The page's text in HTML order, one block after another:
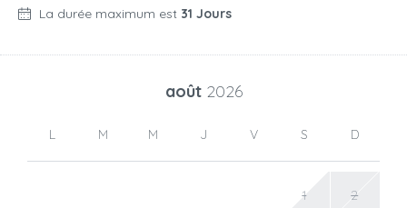
La durée maximum est 31 Jours
août 2026
L M M J V S D
1 2